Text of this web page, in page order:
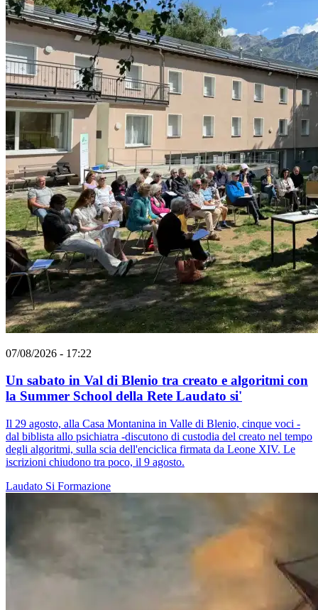
07/08/2026 - 17:22
Un sabato in Val di Blenio tra creato e algoritmi con
la Summer School della Rete Laudato si'
Il 29 agosto, alla Casa Montanina in Valle di Blenio, cinque voci -
dal biblista allo psichiatra -discutono di custodia del creato nel tempo
degli algoritmi, sulla scia dell'enciclica firmata da Leone XIV. Le
iscrizioni chiudono tra poco, il 9 agosto.
Laudato Si Formazione